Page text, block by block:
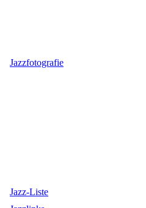
Jazzfotografie
Jazz-Liste